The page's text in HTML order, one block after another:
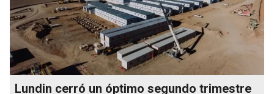
Lundin cerró un óptimo segundo trimestre